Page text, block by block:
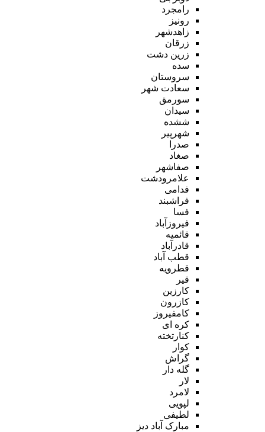
رامجرد
رونیز
زاهدشهر
زرقان
زرین دشت
سده
سروستان
سعادت شهر
سورمق
سیدان
ششده
شهرپیر
صدرا
صغاد
صفاشهر
علامرودشت
فدامی
فراشبند
فسا
فیروزآباد
قائمیه
قادرآباد
قطب آباد
قطرویه
قیر
کارزین
کازرون
کامفیروز
کره ای
کنارتخته
کوار
گراش
گله دار
لار
لامرد
لپویی
لطیفی
مبارک آباد دیز